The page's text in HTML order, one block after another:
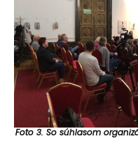
Foto 3. So súhlasom